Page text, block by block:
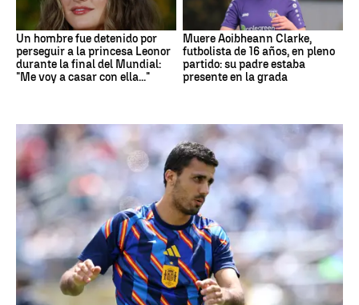
Un hombre fue detenido por
perseguir a la princesa Leonor
durante la final del Mundial:
"Me voy a casar con ella..."
Muere Aoibheann Clarke,
futbolista de 16 años, en pleno
partido: su padre estaba
presente en la grada
Fútbol